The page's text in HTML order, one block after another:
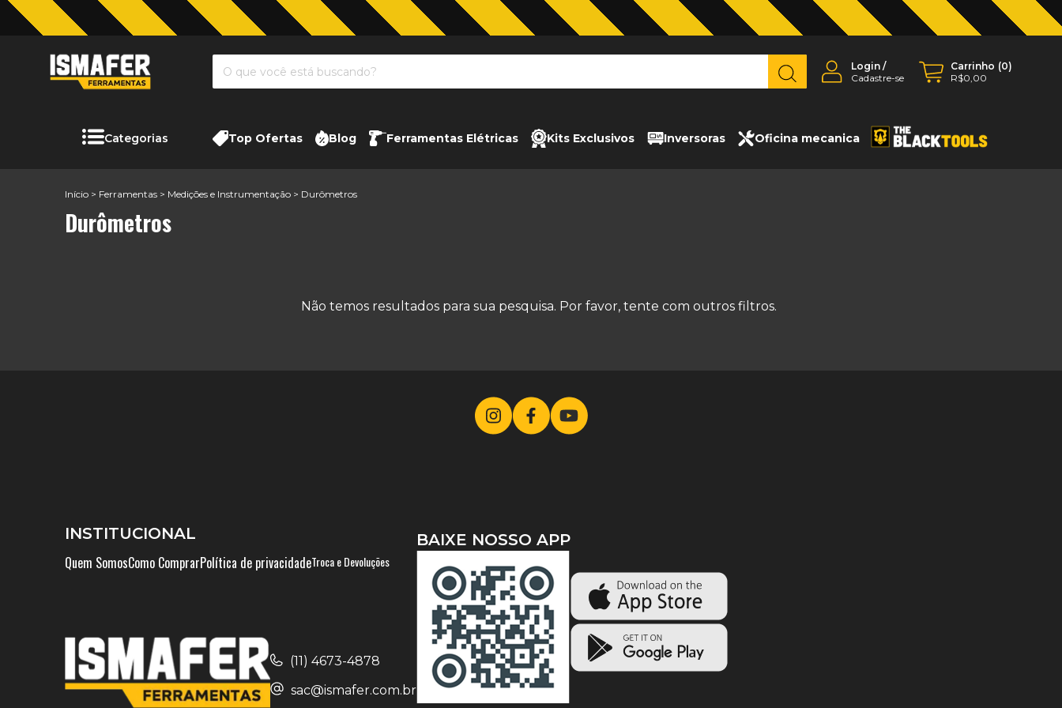
Jardinagem com The Black Tools
Login/
Cadastre-se
Carrinho (0)
R$0,00
Categorias Top Ofertas Blog Ferramentas Elétricas Kits Exclusivos Inversoras Oficina mecanica
Início > Ferramentas > Medições e Instrumentação > Durômetros
Durômetros
Não temos resultados para sua pesquisa. Por favor, tente com outros filtros.
INSTITUCIONAL
Quem SomosComo ComprarPolítica de privacidadeTroca e Devoluções
(11) 4673-4878
sac@ismafer.com.br
BAIXE NOSSO APP